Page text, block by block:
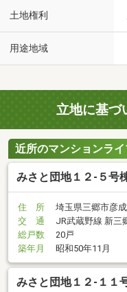
土地権利
用途地域
立地に基づ
近所のマンションラ
みさと団地１２-５号
住 所
埼玉県三郷市彦
交 通
JR武蔵野線 新三
総戸数
20戸
築年月
昭和50年11月
みさと団地１２-１１